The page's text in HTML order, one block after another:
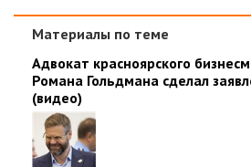
Материалы по теме
Адвокат красноярского
Романа Гольдмана сделал
(видео)